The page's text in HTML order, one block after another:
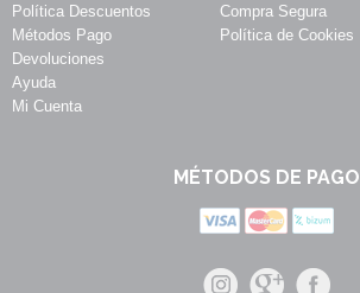
Política Descuentos
Métodos Pago
Devoluciones
Ayuda
Mi Cuenta
Compra Segura
Política de Cookies
MÉTODOS DE PAGO